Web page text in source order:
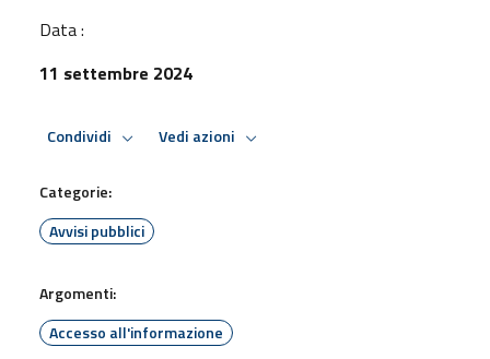
Data :
11 settembre 2024
Condividi Vedi azioni
Categorie:
Avvisi pubblici
Argomenti:
Accesso all'informazione